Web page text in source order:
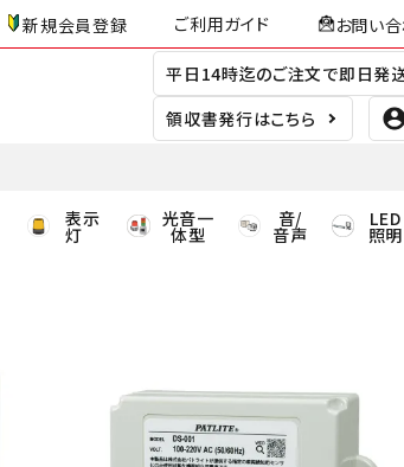
新規会員登録 ご利用ガイド お問い
平日14時迄のご注文で即日発
領収書発行はこちら
表示
灯
光音一
体型
音/
音声
LED
照明